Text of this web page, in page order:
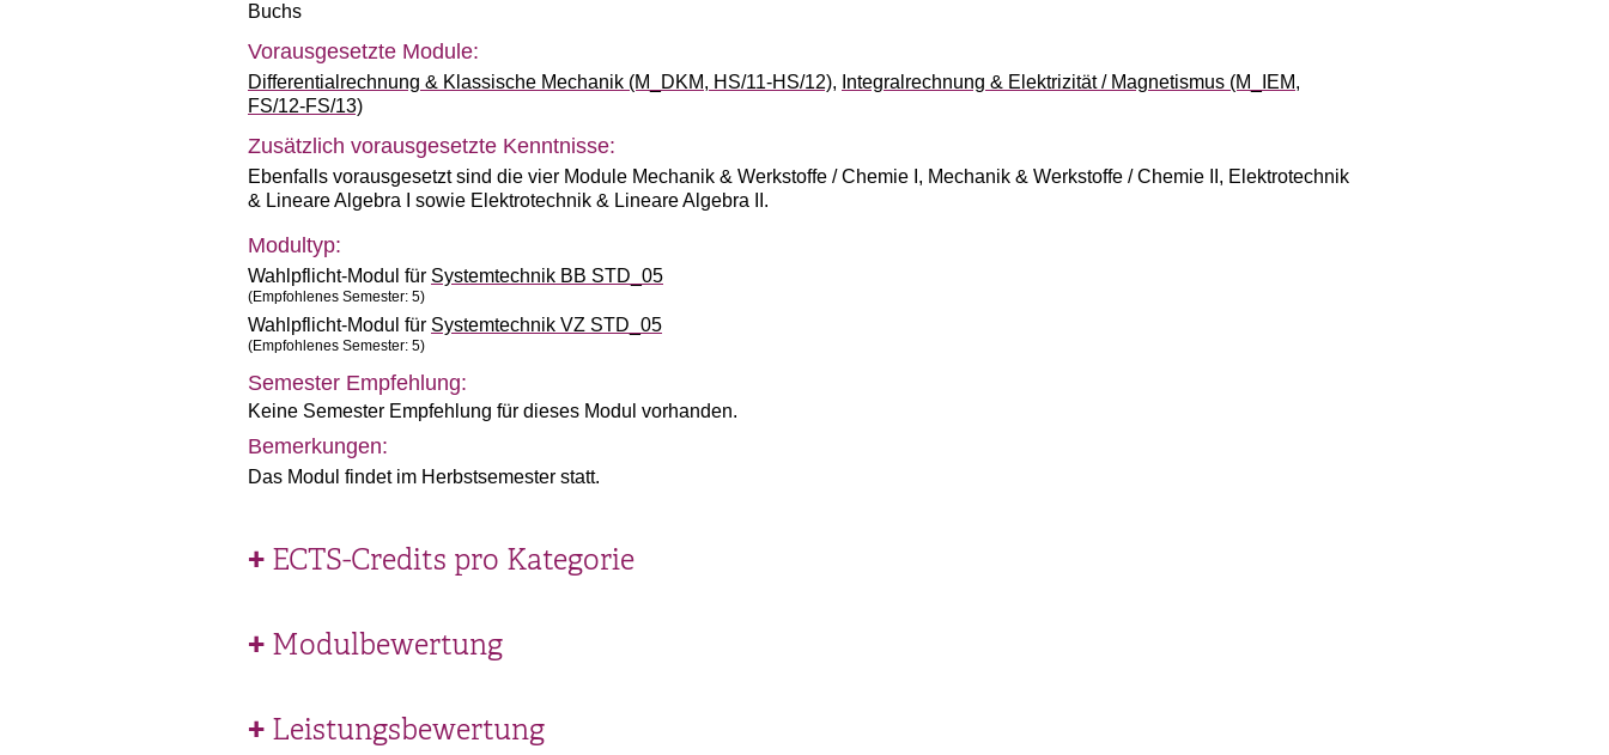
Buchs
Vorausgesetzte Module:
Differentialrechnung & Klassische Mechanik (M_DKM, HS/11-HS/12), Integralrechnung & Elektrizität / Magnetismus (M_IEM,
FS/12-FS/13)
Zusätzlich vorausgesetzte Kenntnisse:
Ebenfalls vorausgesetzt sind die vier Module Mechanik & Werkstoffe / Chemie I, Mechanik & Werkstoffe / Chemie II, Elektrotechnik
& Lineare Algebra I sowie Elektrotechnik & Lineare Algebra II.
Modultyp:
Wahlpflicht-Modul für Systemtechnik BB STD_05
(Empfohlenes Semester: 5)
Wahlpflicht-Modul für Systemtechnik VZ STD_05
(Empfohlenes Semester: 5)
Semester Empfehlung:
Keine Semester Empfehlung für dieses Modul vorhanden.
Bemerkungen:
Das Modul findet im Herbstsemester statt.
ECTS-Credits pro Kategorie
Modulbewertung
Leistungsbewertung